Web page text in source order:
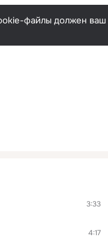
файлы должен ваш
3:33
4:17